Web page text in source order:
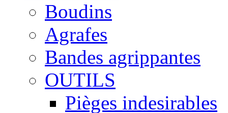
Boudins
Agrafes
Bandes agrippantes
OUTILS
Pièges indesirables